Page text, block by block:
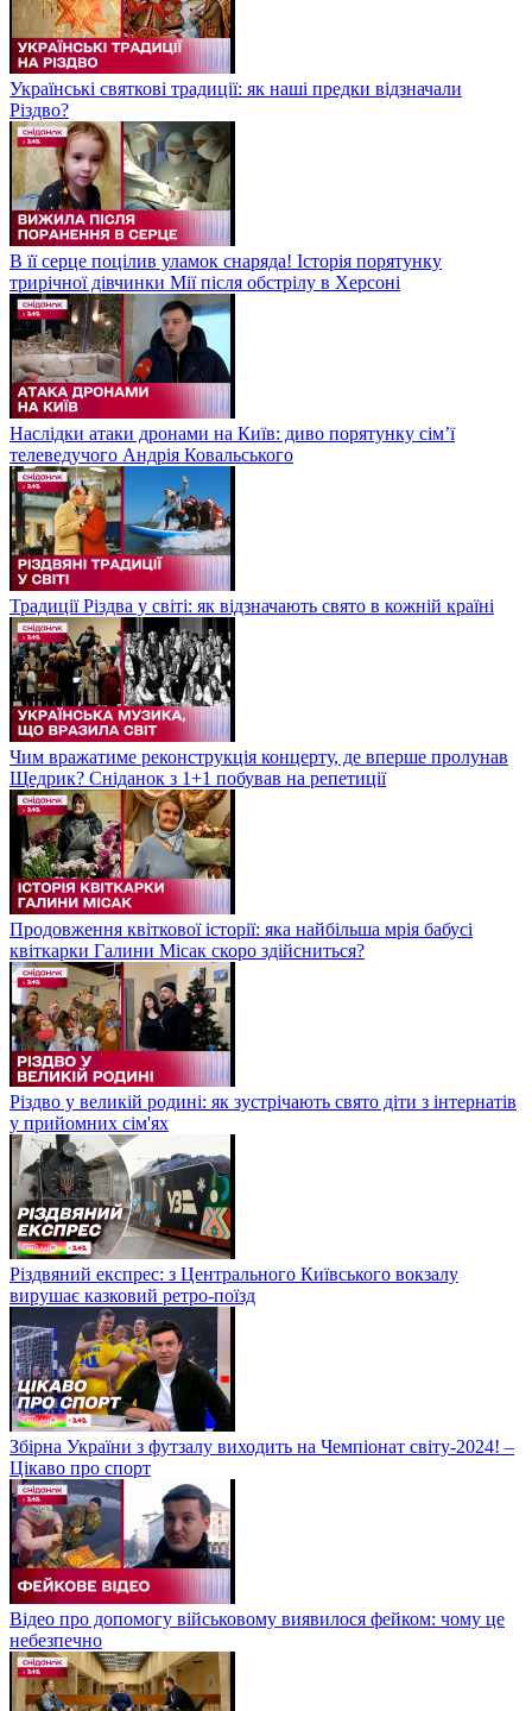
Українські святкові традиції: як наші предки відзначали
Різдво?
В її серце поцілив уламок снаряда! Історія порятунку
трирічної дівчинки Мії після обстрілу в Херсоні
Наслідки атаки дронами на Київ: диво порятунку сім’ї
телеведучого Андрія Ковальського
Традиції Різдва у світі: як відзначають свято в кожній країні
Чим вражатиме реконструкція концерту, де вперше пролунав
Щедрик? Сніданок з 1+1 побував на репетиції
Продовження квіткової історії: яка найбільша мрія бабусі
квіткарки Галини Місак скоро здійсниться?
Різдво у великій родині: як зустрічають свято діти з інтернатів
у прийомних сім'ях
Різдвяний експрес: з Центрального Київського вокзалу
вирушає казковий ретро-поїзд
Збірна України з футзалу виходить на Чемпіонат світу-2024! –
Цікаво про спорт
Відео про допомогу військовому виявилося фейком: чому це
небезпечно